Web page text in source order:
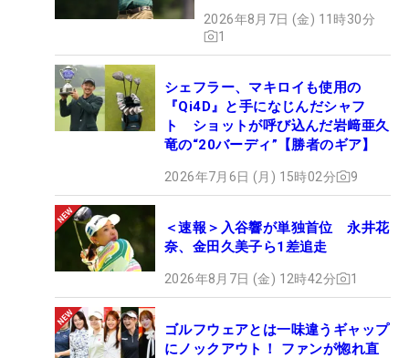
2026年8月7日 (金) 11時30分
1
シェフラー、マキロイも使用の
『Qi4D』と手になじんだシャフ
ト ショットが呼び込んだ岩﨑亜久
竜の“20バーディ”【勝者のギア】
2026年7月6日 (月) 15時02分 9
＜速報＞入谷響が単独首位 永井花
奈、金田久美子ら1差追走
2026年8月7日 (金) 12時42分 1
ゴルフウェアとは一味違うギャップ
にノックアウト！ ファンが惚れ直